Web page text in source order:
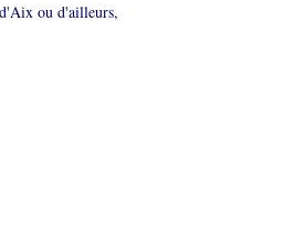
d'Aix ou d'ailleurs,